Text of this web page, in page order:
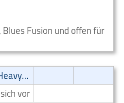
Fusion und offen für
Heavy-Metal
vor